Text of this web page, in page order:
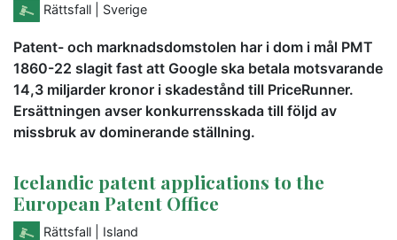
Rättsfall | Sverige
Patent- och marknadsdomstolen har i dom i mål PMT
1860-22 slagit fast att Google ska betala motsvarande
14,3 miljarder kronor i skadestånd till PriceRunner.
Ersättningen avser konkurrensskada till följd av
missbruk av dominerande ställning.
Icelandic patent applications to the
European Patent Office
Rättsfall | Island